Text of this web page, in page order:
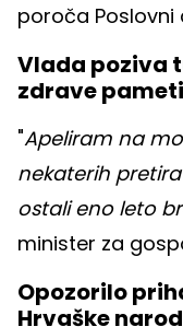
poroča Poslovni
Vlada poziva
zdrave pameti
"Apeliram na
nekaterih
ostali eno leto
minister za
Opozorilo
Hrvaške